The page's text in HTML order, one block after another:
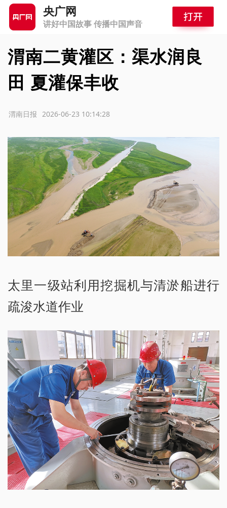
央广网
讲好中国故事 传播中国声音
渭南二黄灌区：渠水润良
田 夏灌保丰收
2026-06-23 10:14:28
渭南日报
太里一级站利用挖掘机与清淤船进行
疏浚水道作业